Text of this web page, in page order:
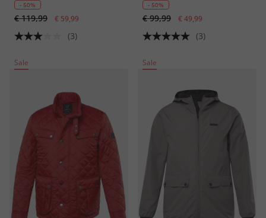
Tall
- 50%
€ 119,99 € 59,99
(3)
tot maat 8XL
- 50%
€ 99,99 € 49,99
(3)
Sale Sale